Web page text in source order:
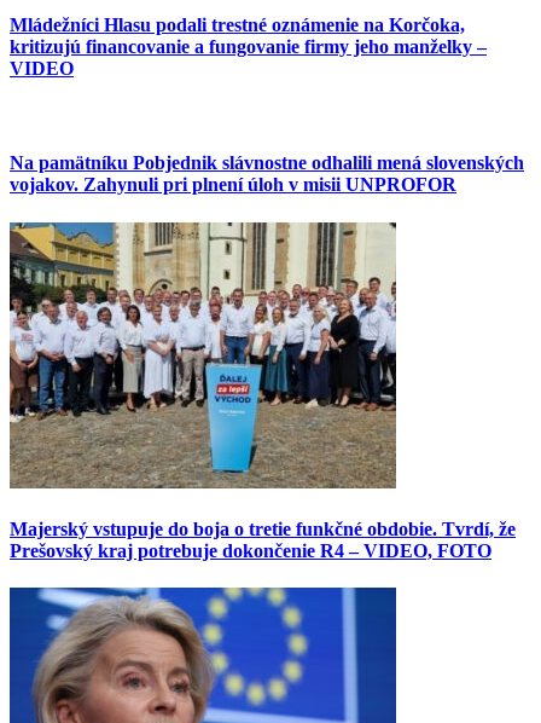
Mládežníci Hlasu podali trestné oznámenie na Korčoka,
kritizujú financovanie a fungovanie firmy jeho manželky –
VIDEO
Na pamätníku Pobjednik slávnostne odhalili mená slovenských
vojakov. Zahynuli pri plnení úloh v misii UNPROFOR
Majerský vstupuje do boja o tretie funkčné obdobie. Tvrdí, že
Prešovský kraj potrebuje dokončenie R4 – VIDEO, FOTO